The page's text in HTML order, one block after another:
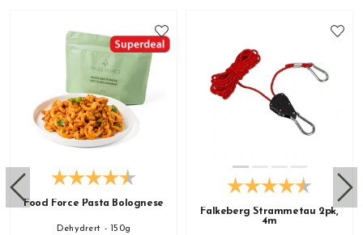
Food Force Pasta Bolognese
Dehydrert - 150g
Falkeberg Strammetau 2pk,
4m